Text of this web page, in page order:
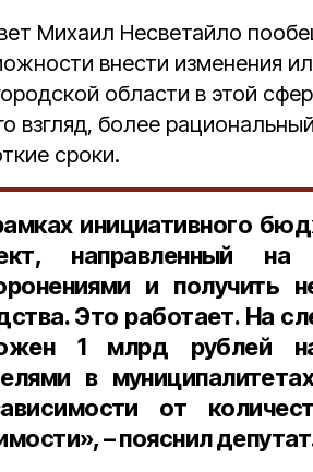
Михаил Несветайло
внести изменения
области в этой
взгляд, более
сроки.
инициативного
направленный
и получить
Это работает. На
1 млрд рублей
в
от
– пояснил